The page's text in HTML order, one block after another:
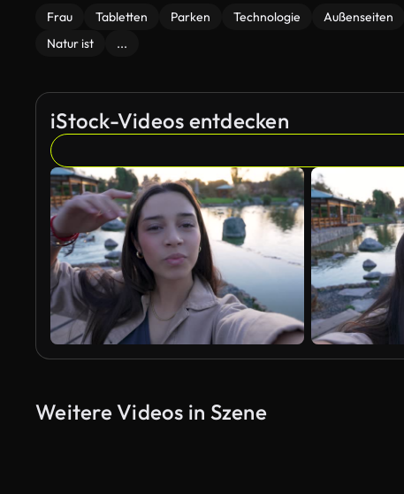
Frau Tabletten Parken Technologie Außenseiten
Natur ist
...
iStock-Videos entdecken
Weitere Videos in Szene